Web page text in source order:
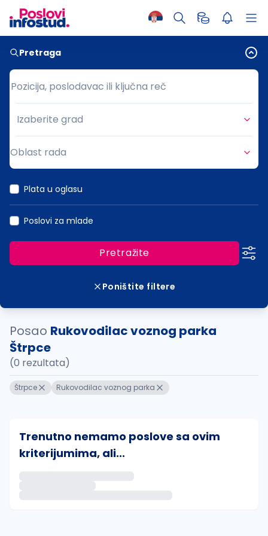
Pretraga
Pozicija, poslodavac ili ključna reč
Pozicija, poslodavac ili ključna reč
Grad
Izaberite grad
Oblast rada
Plata u oglasu
Poslovi za mlade
Pretražite
Poništite filtere
Posao Rukovodilac voznog parka
Štrpce
(0 rezultata)
Štrpce Rukovodilac voznog parka
Trenutno nemamo poslove sa ovim
kriterijumima, ali...